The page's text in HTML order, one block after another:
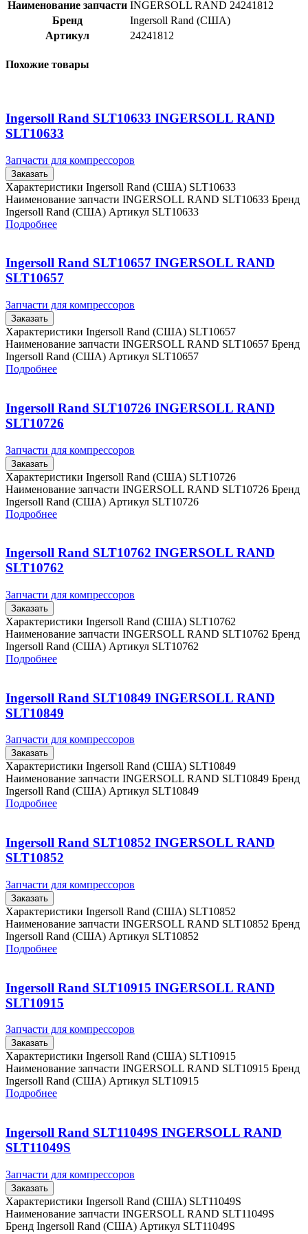
Наименование запчасти INGERSOLL RAND 24241812
Бренд
Ingersoll Rand (США)
Артикул
24241812
Похожие товары
Ingersoll Rand SLT10633 INGERSOLL RAND
SLT10633
Запчасти для компрессоров
Заказать
Характеристики Ingersoll Rand (США) SLT10633
Наименование запчасти INGERSOLL RAND SLT10633 Бренд
Ingersoll Rand (США) Артикул SLT10633
Подробнее
Ingersoll Rand SLT10657 INGERSOLL RAND
SLT10657
Запчасти для компрессоров
Заказать
Характеристики Ingersoll Rand (США) SLT10657
Наименование запчасти INGERSOLL RAND SLT10657 Бренд
Ingersoll Rand (США) Артикул SLT10657
Подробнее
Ingersoll Rand SLT10726 INGERSOLL RAND
SLT10726
Запчасти для компрессоров
Заказать
Характеристики Ingersoll Rand (США) SLT10726
Наименование запчасти INGERSOLL RAND SLT10726 Бренд
Ingersoll Rand (США) Артикул SLT10726
Подробнее
Ingersoll Rand SLT10762 INGERSOLL RAND
SLT10762
Запчасти для компрессоров
Заказать
Характеристики Ingersoll Rand (США) SLT10762
Наименование запчасти INGERSOLL RAND SLT10762 Бренд
Ingersoll Rand (США) Артикул SLT10762
Подробнее
Ingersoll Rand SLT10849 INGERSOLL RAND
SLT10849
Запчасти для компрессоров
Заказать
Характеристики Ingersoll Rand (США) SLT10849
Наименование запчасти INGERSOLL RAND SLT10849 Бренд
Ingersoll Rand (США) Артикул SLT10849
Подробнее
Ingersoll Rand SLT10852 INGERSOLL RAND
SLT10852
Запчасти для компрессоров
Заказать
Характеристики Ingersoll Rand (США) SLT10852
Наименование запчасти INGERSOLL RAND SLT10852 Бренд
Ingersoll Rand (США) Артикул SLT10852
Подробнее
Ingersoll Rand SLT10915 INGERSOLL RAND
SLT10915
Запчасти для компрессоров
Заказать
Характеристики Ingersoll Rand (США) SLT10915
Наименование запчасти INGERSOLL RAND SLT10915 Бренд
Ingersoll Rand (США) Артикул SLT10915
Подробнее
Ingersoll Rand SLT11049S INGERSOLL RAND
SLT11049S
Запчасти для компрессоров
Заказать
Характеристики Ingersoll Rand (США) SLT11049S
Наименование запчасти INGERSOLL RAND SLT11049S
Бренд Ingersoll Rand (США) Артикул SLT11049S